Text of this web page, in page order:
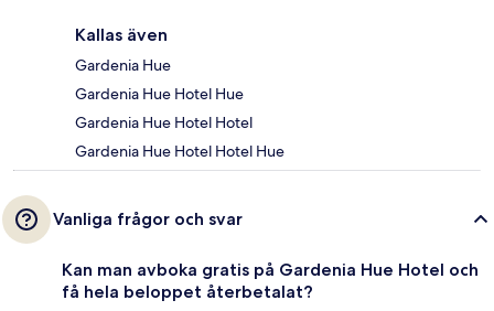
Kallas även
Gardenia Hue
Gardenia Hue Hotel Hue
Gardenia Hue Hotel Hotel
Gardenia Hue Hotel Hotel Hue
Vanliga frågor och svar
Kan man avboka gratis på Gardenia Hue Hotel och
få hela beloppet återbetalat?